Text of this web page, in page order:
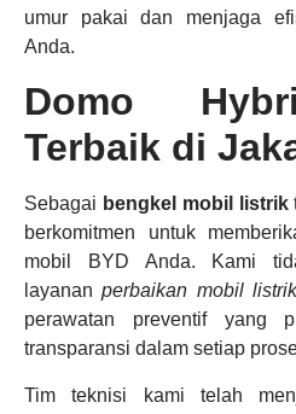
umur pakai dan menjaga
Anda.
Domo
Terbaik di
Sebagai bengkel mobil listrik
berkomitmen untuk
mobil BYD Anda. Kami
layananperbaikan mobil
perawatan preventif yang
transparansi dalam setiap
Tim teknisi kami telah